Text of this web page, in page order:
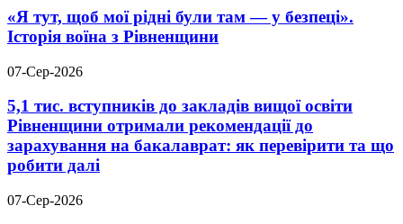
«Я тут, щоб мої рідні були там — у безпеці».
Історія воїна з Рівненщини
07-Сер-2026
5,1 тис. вступників до закладів вищої освіти
Рівненщини отримали рекомендації до
зарахування на бакалаврат: як перевірити та що
робити далі
07-Сер-2026